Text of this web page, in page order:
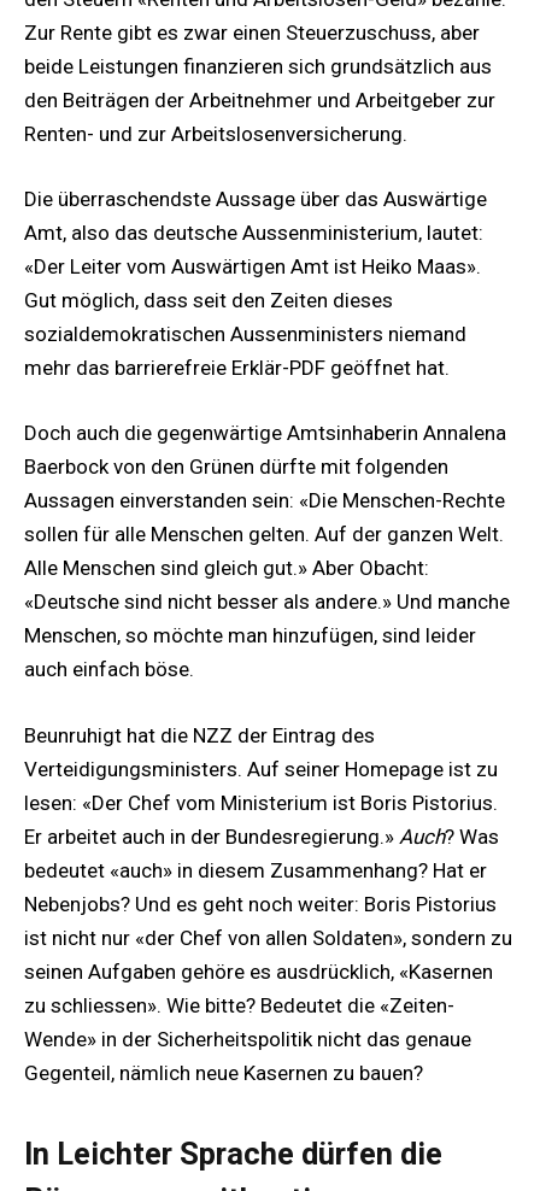
Zur Rente gibt es zwar einen Steuerzuschuss, aber
beide Leistungen finanzieren sich grundsätzlich aus
den Beiträgen der Arbeitnehmer und Arbeitgeber zur
Renten- und zur Arbeitslosenversicherung.
Die überraschendste Aussage über das Auswärtige
Amt, also das deutsche Aussenministerium, lautet:
«Der Leiter vom Auswärtigen Amt ist Heiko Maas».
Gut möglich, dass seit den Zeiten dieses
sozialdemokratischen Aussenministers niemand
mehr das barrierefreie Erklär-PDF geöffnet hat.
Doch auch die gegenwärtige Amtsinhaberin Annalena
Baerbock von den Grünen dürfte mit folgenden
Aussagen einverstanden sein: «Die Menschen-Rechte
sollen für alle Menschen gelten. Auf der ganzen Welt.
Alle Menschen sind gleich gut.» Aber Obacht:
«Deutsche sind nicht besser als andere.» Und manche
Menschen, so möchte man hinzufügen, sind leider
auch einfach böse.
Beunruhigt hat die NZZ der Eintrag des
Verteidigungsministers. Auf seiner Homepage ist zu
lesen: «Der Chef vom Ministerium ist Boris Pistorius.
Er arbeitet auch in der Bundesregierung.» Auch? Was
bedeutet «auch» in diesem Zusammenhang? Hat er
Nebenjobs? Und es geht noch weiter: Boris Pistorius
ist nicht nur «der Chef von allen Soldaten», sondern zu
seinen Aufgaben gehöre es ausdrücklich, «Kasernen
zu schliessen». Wie bitte? Bedeutet die «Zeiten-
Wende» in der Sicherheitspolitik nicht das genaue
Gegenteil, nämlich neue Kasernen zu bauen?
In Leichter Sprache dürfen die